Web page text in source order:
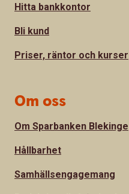
Hitta bankkontor
Bli kund
Priser, räntor och kurser
Om oss
Om Sparbanken Blekinge
Hållbarhet
Samhällsengagemang